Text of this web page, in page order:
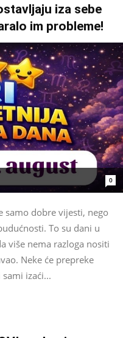
iza sebe
im probleme!
0
samo dobre vijesti, nego
To su dani u
više nema razloga nositi
Neke će prepreke
izaći...